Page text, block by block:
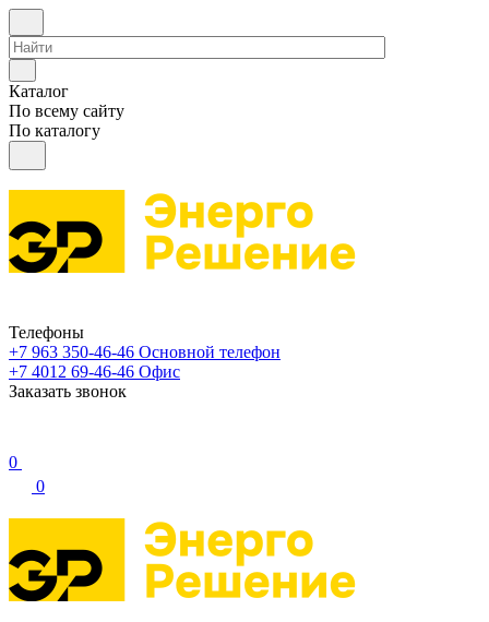
Каталог
По всему сайту
По каталогу
Телефоны
+7 963 350-46-46 Основной телефон
+7 4012 69-46-46 Офис
Заказать звонок
0
0